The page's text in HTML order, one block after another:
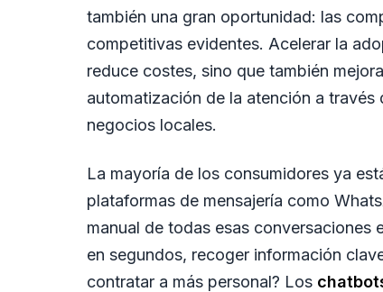
también una gran oportunidad: las
competitivas evidentes. Acelerar la
reduce costes, sino que también
automatización de la atención a través
negocios locales.
La mayoría de los consumidores ya
plataformas de mensajería como
manual de todas esas conversaciones
en segundos, recoger información
contratar a más personal? Los